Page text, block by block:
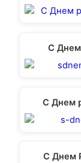
С Днем
С Днем
С Днем